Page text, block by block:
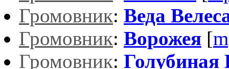
Громовник: Веда
Громовник: Ворожея [
Громовник: Голубиная